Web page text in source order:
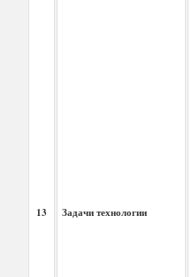
13 Задачи технологии